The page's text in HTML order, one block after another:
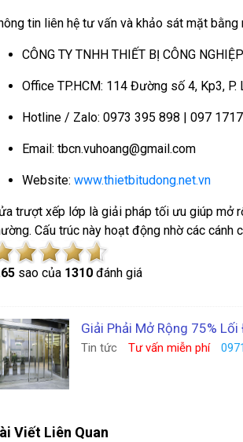
tin liên hệ tư vấn và khảo sát mặt bằng
CÔNG TY TNHH THIẾT BỊ CÔNG
Office TP.HCM: 114 Đường số 4, Kp3, P.
Hotline / Zalo: 0973 395 898 | 097
Email: tbcn.vuhoang@gmail.com
Website: www.thietbitudong.net.vn
trượt xếp lớp là giải pháp tối ưu giúp mở
Cấu trúc này hoạt động nhờ các cánh
5sao của 1310đánh giá
Giải Phải Mở Rộng 75%
Tin tức Tư vấn miễn phí
Viết Liên Quan